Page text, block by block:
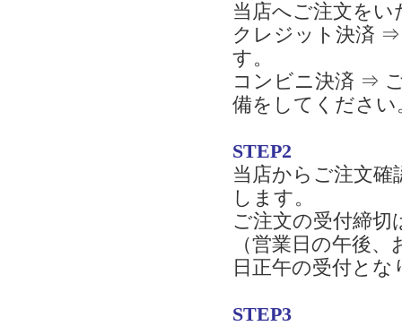
当店へご注文を
クレジット決済
す。
コンビニ決済 ⇒
備をしてください
STEP2
当店からご注文
します。
ご注文の受付締切
（営業日の午後
日正午の受付とな
STEP3